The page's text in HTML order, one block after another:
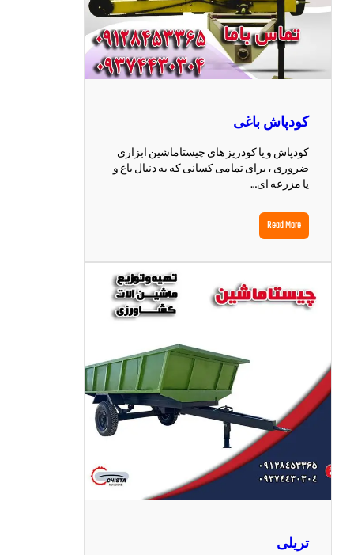
کودپاش باغی
کودپاش و یا کودریز های چیستاماشین ابزاری
ضروری ، برای تمامی کسانی که به دنبال باغ و
یا مزرعه ای…
Read More
تریلی